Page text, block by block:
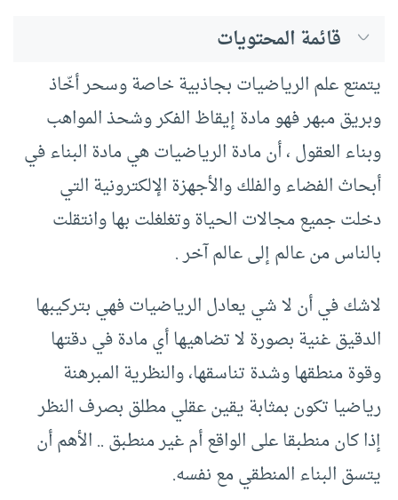
قائمة المحتويات
يتمتع علم الرياضيات بجاذبية خاصة وسحر أخّاذ
وبريق مبهر فهو مادة إيقاظ الفكر وشحذ المواهب
وبناء العقول ، أن مادة الرياضيات هي مادة البناء في
أبحاث الفضاء والفلك والأجهزة الإلكترونية التي
دخلت جميع مجالات الحياة وتغلغلت بها وانتقلت
بالناس من عالم إلى عالم آخر .
لاشك في أن لا شي يعادل الرياضيات فهي بتركيبها
الدقيق غنية بصورة لا تضاهيها أي مادة في دقتها
وقوة منطقها وشدة تناسقها، والنظرية المبرهنة
رياضيا تكون بمثابة يقين عقلي مطلق بصرف النظر
إذا كان منطبقا على الواقع أم غير منطبق .. الأهم أن
يتسق البناء المنطقي مع نفسه.